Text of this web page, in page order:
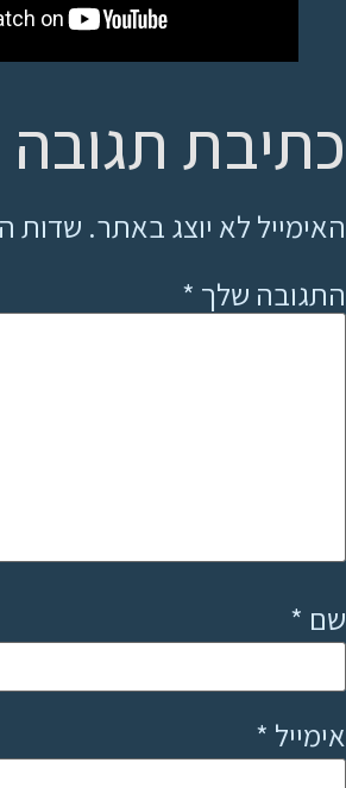
כתיבת תגובה
האימייל לא יוצג באתר. שדות
התגובה שלך *
שם *
אימייל *